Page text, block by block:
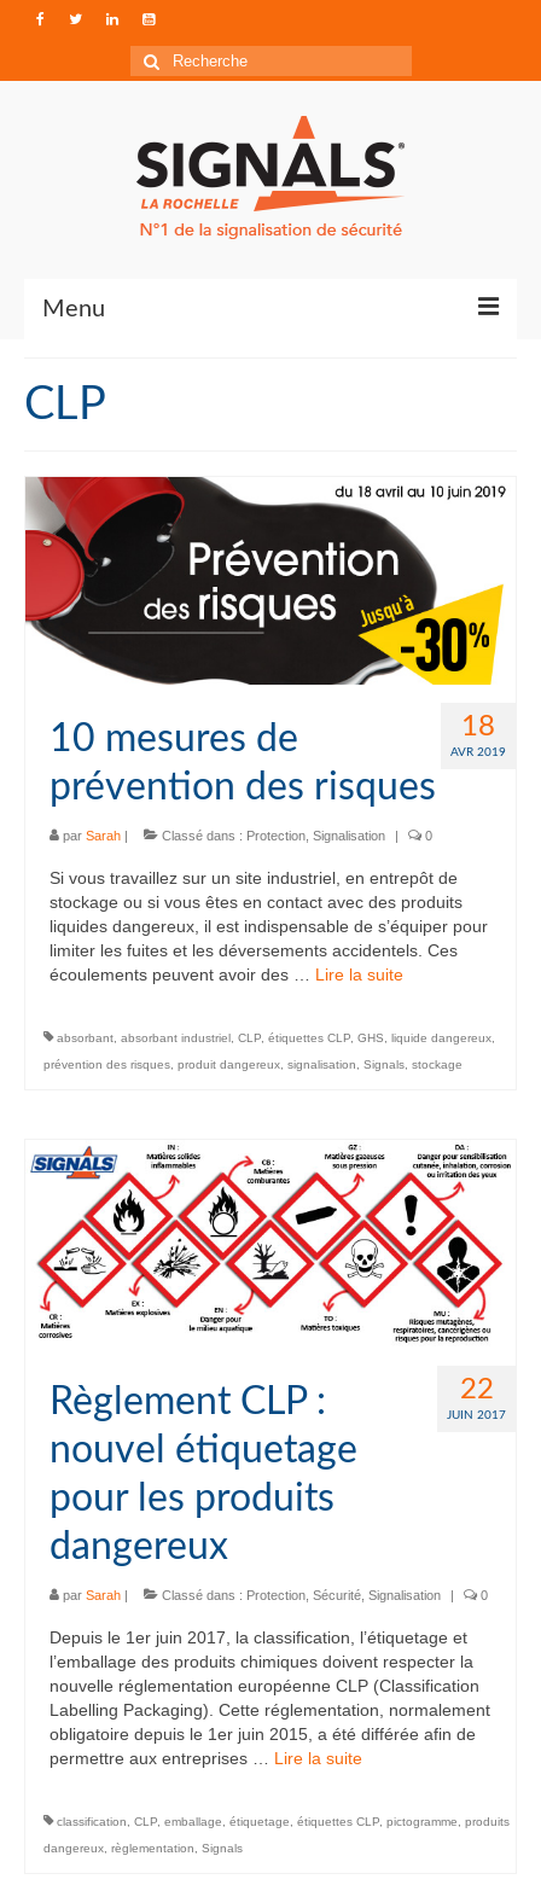
Rechercher
:
Menu
Qui sommes-nous ?
Accéder à Signals
CLP
18
AVR 2019
10 mesures de
prévention des risques
par Sarah | Classé dans : Protection Signalisation | 0
Si vous travaillez sur un site industriel, en entrepôt de
stockage ou si vous êtes en contact avec des produits
liquides dangereux, il est indispensable de s’équiper pour
limiter les fuites et les déversements accidentels. Ces
écoulements peuvent avoir des … Lire la suite­­
absorbant absorbant industriel CLP étiquettes CLP GHS liquide dangereux
prévention des risques produit dangereux signalisation Signals stockage
22
JUIN 2017
Règlement CLP :
nouvel étiquetage
pour les produits
dangereux
par Sarah | Classé dans : Protection Sécurité Signalisation | 0
Depuis le 1er juin 2017, la classification, l’étiquetage et
l’emballage des produits chimiques doivent respecter la
nouvelle réglementation européenne CLP (Classification
Labelling Packaging). Cette réglementation, normalement
obligatoire depuis le 1er juin 2015, a été différée afin de
permettre aux entreprises … Lire la suite­­
classification CLP emballage étiquetage étiquettes CLP pictogramme
produits
dangereux règlementation Signals